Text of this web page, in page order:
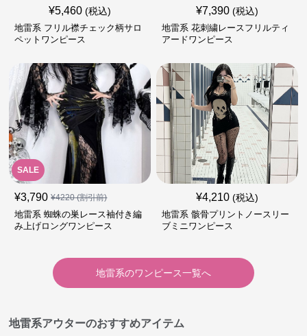
¥5,460 (税込)
地雷系 フリル襟チェック柄サロ
ペットワンピース
¥7,390 (税込)
地雷系 花刺繍レースフリルティ
アードワンピース
SALE
¥3,790 ¥4220(割引前)
地雷系 蜘蛛の巣レース袖付き編
み上げロングワンピース
¥4,210 (税込)
地雷系 骸骨プリントノースリー
ブミニワンピース
地雷系のワンピース一覧へ
地雷系アウターのおすすめアイテム